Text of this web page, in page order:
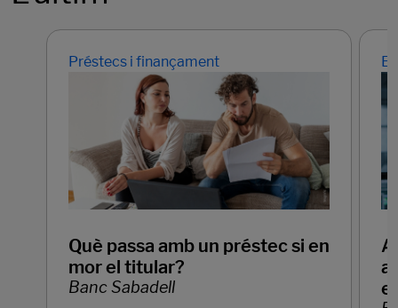
Préstecs i finançament
Què passa amb un préstec si en
mor el titular?
Banc Sabadell